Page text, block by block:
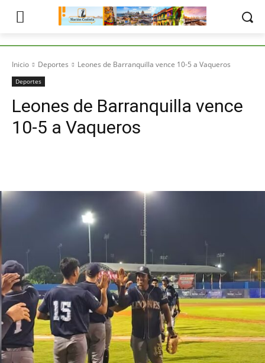
Inicio Deportes Leones de Barranquilla vence 10-5 a Vaqueros
Deportes
Leones de Barranquilla vence
10-5 a Vaqueros